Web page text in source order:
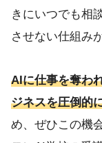
きにいつでも相
させない仕組み
AIに仕事を奪わ
ジネスを圧倒的
め、ぜひこの機